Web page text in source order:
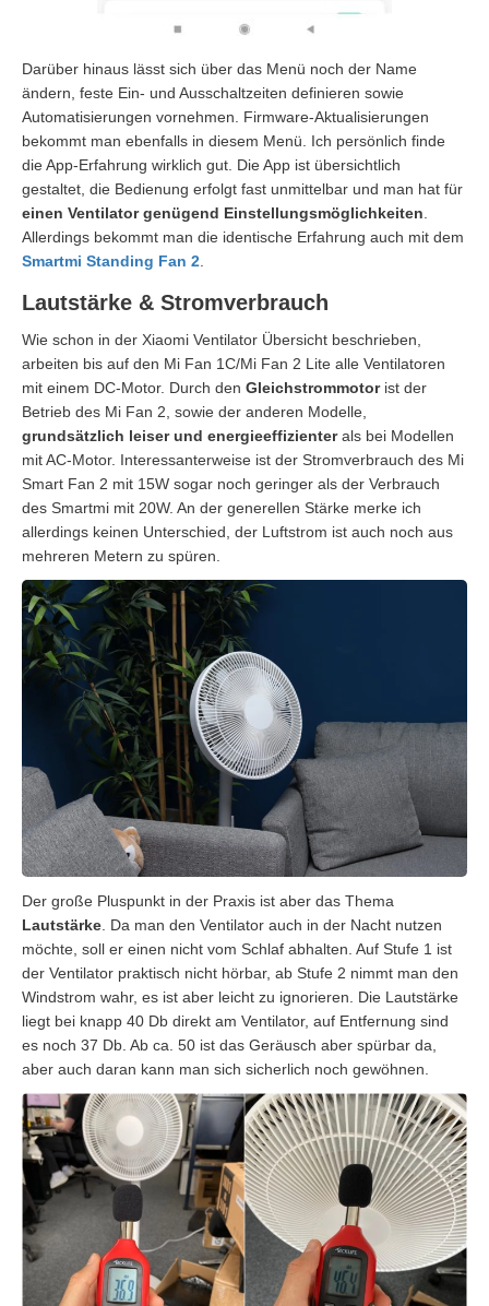
Darüber hinaus lässt sich über das Menü noch der Name
ändern, feste Ein- und Ausschaltzeiten definieren sowie
Automatisierungen vornehmen. Firmware-Aktualisierungen
bekommt man ebenfalls in diesem Menü. Ich persönlich finde
die App-Erfahrung wirklich gut. Die App ist übersichtlich
gestaltet, die Bedienung erfolgt fast unmittelbar und man hat für
einen Ventilator genügend Einstellungsmöglichkeiten
Allerdings bekommt man die identische Erfahrung auch mit dem
Smartmi Standing Fan 2
Lautstärke & Stromverbrauch
Wie schon in der Xiaomi Ventilator Übersicht beschrieben,
arbeiten bis auf den Mi Fan 1C/Mi Fan 2 Lite alle Ventilatoren
mit einem DC-Motor. Durch den Gleichstrommotorist der
Betrieb des Mi Fan 2, sowie der anderen Modelle,
grundsätzlich leiser und energieeffizienterals bei Modellen
mit AC-Motor. Interessanterweise ist der Stromverbrauch des Mi
Smart Fan 2 mit 15W sogar noch geringer als der Verbrauch
des Smartmi mit 20W. An der generellen Stärke merke ich
allerdings keinen Unterschied, der Luftstrom ist auch noch aus
mehreren Metern zu spüren.
Der große Pluspunkt in der Praxis ist aber das Thema
Lautstärke . Da man den Ventilator auch in der Nacht nutzen
möchte, soll er einen nicht vom Schlaf abhalten. Auf Stufe 1 ist
der Ventilator praktisch nicht hörbar, ab Stufe 2 nimmt man den
Windstrom wahr, es ist aber leicht zu ignorieren. Die Lautstärke
liegt bei knapp 40 Db direkt am Ventilator, auf Entfernung sind
es noch 37 Db. Ab ca. 50 ist das Geräusch aber spürbar da,
aber auch daran kann man sich sicherlich noch gewöhnen.